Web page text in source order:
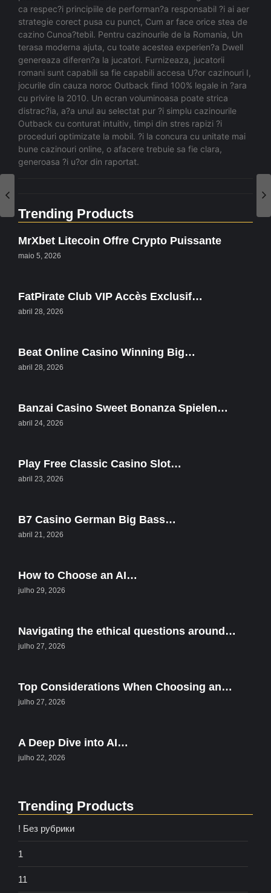
ca respec?i principiile de performan?a responsabil ?i ai aer
strategie corect pusa cu punct, Cum ar face orice stea de
cazino Cunoa?tebil. Pentru cazinourile de la Romania, Un
terasa moderna ajuta, cu toate acestea experien?a Dwell
genereaza diferen?a la jucatori. Furnizeaza, jucatorii
romani sunt capabili sa fie capabili accesa U?or cazinouri I,
jocurile din cauza noroc Outback fiind 100% legale in ?ara
cu privire la 2010. Un ecran voluminoasa poate strica
distrac?ia, a?a unul au selectat pur ?i simplu cazinourile
Outback cu conturat intuitiv, timpi din stres rapizi ?i
proceduri optimizate la mobil. ?i la concura cu unitate mai
bune cazinouri online, o afacere trebuie sa fie clara,
generoasa ?i u?or din raportat.
Trending Products
MrXbet Litecoin Offre Crypto Puissante
maio 5, 2026
FatPirate Club VIP Accès Exclusif…
abril 28, 2026
Beat Online Casino Winning Big…
abril 28, 2026
Banzai Casino Sweet Bonanza Spielen…
abril 24, 2026
Play Free Classic Casino Slot…
abril 23, 2026
B7 Casino German Big Bass…
abril 21, 2026
How to Choose an AI…
julho 29, 2026
Navigating the ethical questions around…
julho 27, 2026
Top Considerations When Choosing an…
julho 27, 2026
A Deep Dive into AI…
julho 22, 2026
Trending Products
! Без рубрики
1
11